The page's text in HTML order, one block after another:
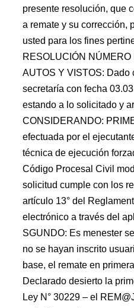
presente resolución, que
a remate y su corrección,
usted para los fines
RESOLUCIÓN
AUTOS Y VISTOS: Dado
secretaría con fecha
estando a lo solicitado y
CONSIDERANDO:
efectuada por el
técnica de ejecución
Código Procesal Civil
solicitud cumple con los
artículo 13° del
electrónico a través del
SGUNDO: Es menester
no se hayan inscrito
base, el remate en
Declarado desierto la
Ley N° 30229 – el